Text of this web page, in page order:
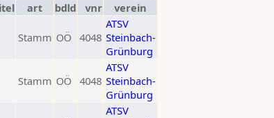
art bdld vnr verein
Stamm OÖ 4048
ATSV
Steinbach-
Grünburg
Stamm OÖ 4048
ATSV
Steinbach-
Grünburg
ATSV